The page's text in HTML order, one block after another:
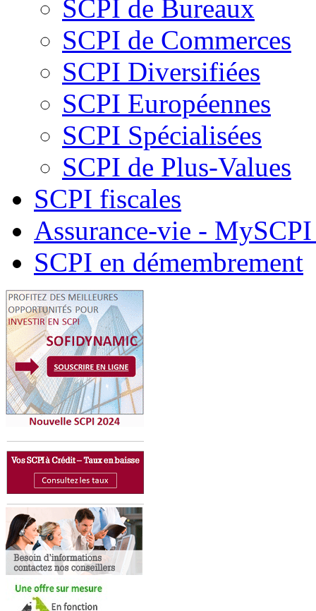
SCPI de Bureaux
SCPI de Commerces
SCPI Diversifiées
SCPI Européennes
SCPI Spécialisées
SCPI de Plus-Values
SCPI fiscales
Assurance-vie -
SCPI en démembrement